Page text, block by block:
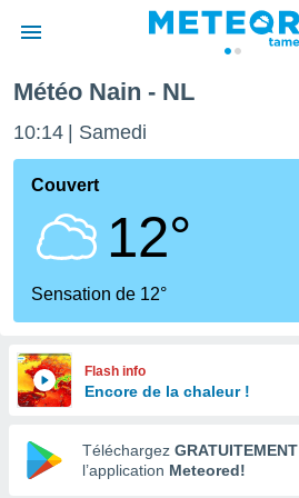
de
en
Météo Nain - NL
10:14 Samedi
Couvert
12°
Sensation de 12°
Flash info
Encore de la chaleur !
Téléchargez GRATUITEMENT
l’application Meteored!